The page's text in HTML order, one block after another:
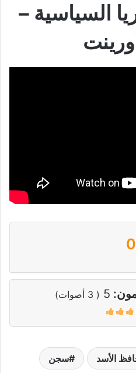
السياسية –
0
5
(
3 أصوات)
الأسد سجن